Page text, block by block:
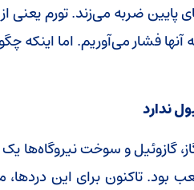
پایین ضربه می‌زند. تورم یعنی
آنها فشار می‌آوریم. اما اینکه
ندارد
گازوئیل و سوخت نیروگاه‌ها
بود. تاکنون برای این